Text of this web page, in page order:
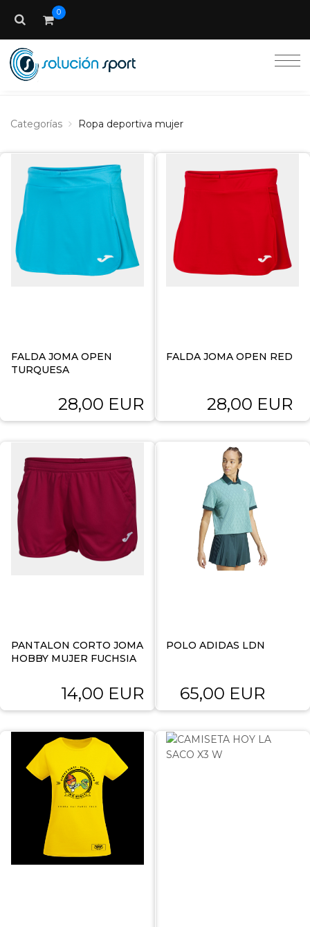
0
Categorías Ropa deportiva mujer
FALDA JOMA OPEN
TURQUESA
28,00 EUR
FALDA JOMA OPEN RED
28,00 EUR
PANTALON CORTO JOMA
HOBBY MUJER FUCHSIA
14,00 EUR
POLO ADIDAS LDN
65,00 EUR